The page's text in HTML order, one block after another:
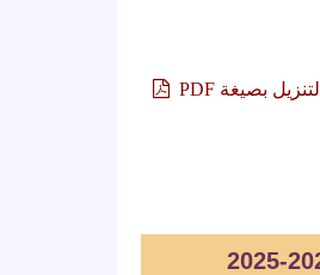
التنزيل بصيغة PDF